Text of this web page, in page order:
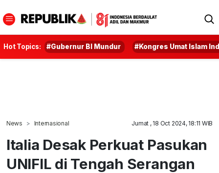
Hot Topics: #Gubernur BI Mundur #Kongres Umat Islam
News Internasional Jumat , 18 Oct 2024, 18:11 WIB
Italia Desak Perkuat Pasukan
UNIFIL di Tengah Serangan